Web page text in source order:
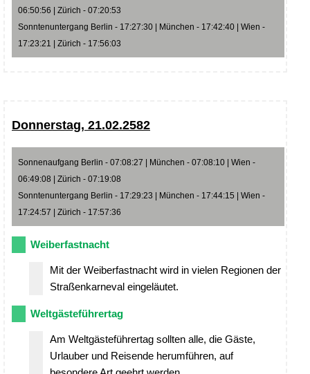
06:50:56 | Zürich - 07:20:53
Sonntenuntergang Berlin - 17:27:30 | München - 17:42:40 | Wien -
17:23:21 | Zürich - 17:56:03
Donnerstag, 21.02.2582
Sonnenaufgang Berlin - 07:08:27 | München - 07:08:10 | Wien -
06:49:08 | Zürich - 07:19:08
Sonntenuntergang Berlin - 17:29:23 | München - 17:44:15 | Wien -
17:24:57 | Zürich - 17:57:36
Weiberfastnacht
Mit der Weiberfastnacht wird in vielen Regionen der
Straßenkarneval eingeläutet.
Weltgästeführertag
Am Weltgästeführertag sollten alle, die Gäste,
Urlauber und Reisende herumführen, auf